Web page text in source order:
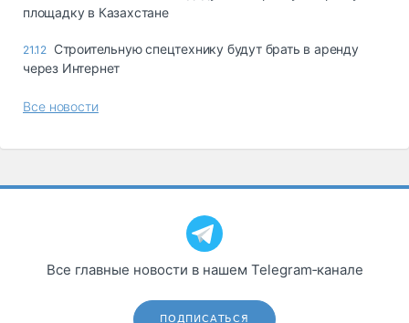
площадку в Казахстане
21.12 Строительную спецтехнику будут брать в аренду
через Интернет
Все новости
Все главные новости в нашем Telegram‑канале
ПОДПИСАТЬСЯ